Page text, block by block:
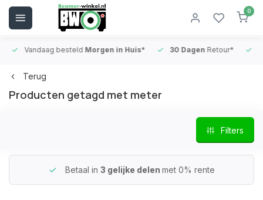
0
Vandaag besteldMorgen in Huis* 30 DagenRetour*
Terug
Producten getagd met meter
Filters
Betaal in 3 gelijke delen met 0% rente